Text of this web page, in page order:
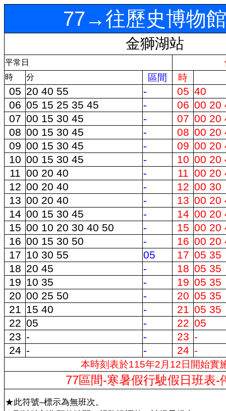
77→往歷史博物
金獅湖站
平常日
時 分 區間 時
05 20 40 55 - 05 40
06 05 15 25 35 45 - 06 00 20
07 00 15 30 45 - 07 00 20
08 00 15 30 45 - 08 00 20
09 00 15 30 45 - 09 00 20
10 00 15 30 45 - 10 00 20
11 00 20 40 - 11 00 20
12 00 20 40 - 12 00 30
13 00 20 40 - 13 00 20
14 00 15 30 45 - 14 00 20
15 00 10 20 30 40 50 - 15 00 20
16 00 15 30 50 - 16 00 20
17 10 30 55 05 17 05 35
18 20 45 - 18 05 35
19 10 35 - 19 05 35
20 00 25 50 - 20 05 35
21 15 40 - 21 05 35
22 05 - 22 05
23 - - 23 -
24 - - 24 -
本時刻表於115年2月12日開始實
77區間-寒暑假行駛假日班表-
★此符號–標示為無班次。